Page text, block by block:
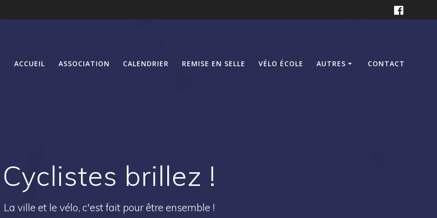
ACCUEIL ASSOCIATION CALENDRIER REMISE EN SELLE VÉLO ÉCOLE AUTRES CONTACT
Cyclistes brillez !
La ville et le vélo, c'est fait pour être ensemble !